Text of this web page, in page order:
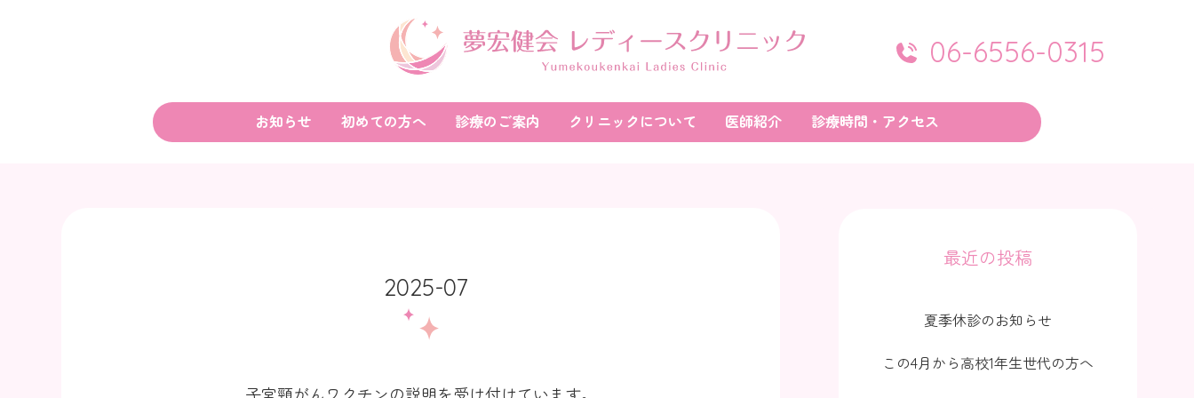
06-6556-0315
お知らせ 初めての方へ 診療のご案内 クリニックについて 医師紹介 診療時間・アクセス
2025-07
最近の投稿
夏季休診のお知らせ
この4月から高校1年生世代の方へ